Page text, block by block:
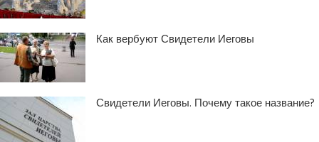
Как вербуют Свидетели Иеговы
Свидетели Иеговы. Почему такое название?